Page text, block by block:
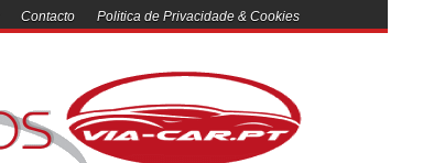
Contacto Politica de Privacidade & Cookies